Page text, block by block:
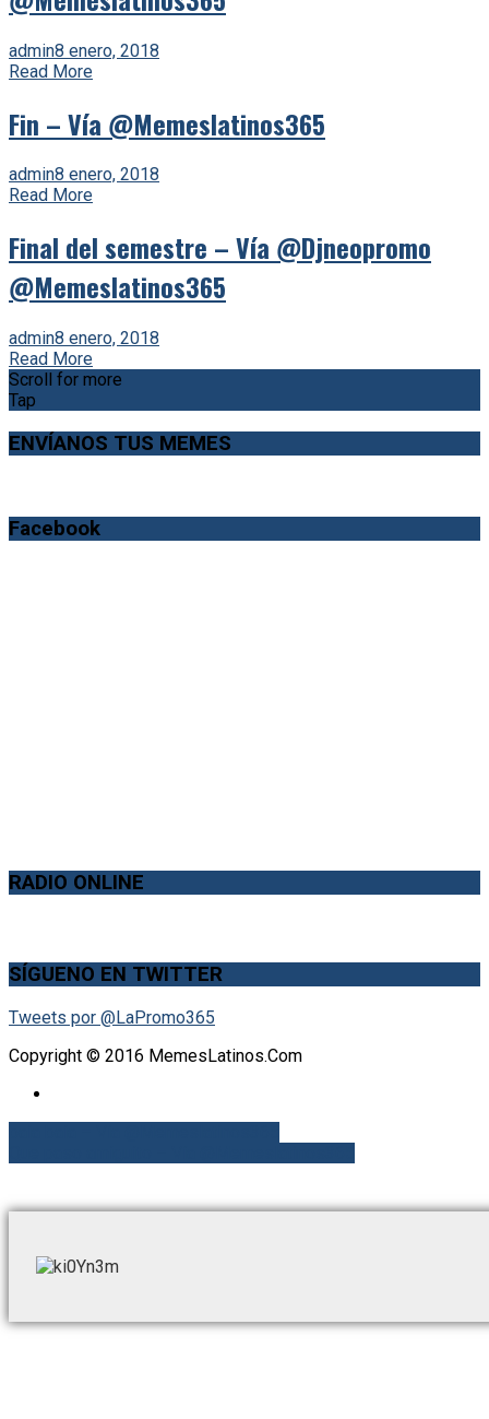
admin8 enero, 2018
Read More
Fin – Vía @Memeslatinos365
admin8 enero, 2018
Read More
Final del semestre – Vía @Djneopromo
@Memeslatinos365
admin8 enero, 2018
Read More
Scroll for more
Tap
ENVÍANOS TUS MEMES
Facebook
RADIO ONLINE
SÍGUENO EN TWITTER
Tweets por @LaPromo365
Copyright © 2016 MemesLatinos.Com